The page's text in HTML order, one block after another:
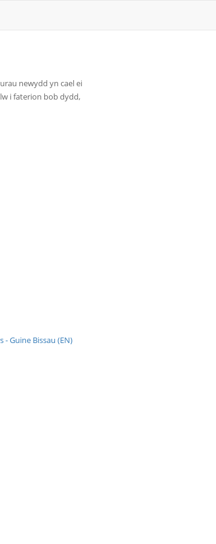
newydd yn cael ei
i faterion bob dydd,
- Guine Bissau (EN)